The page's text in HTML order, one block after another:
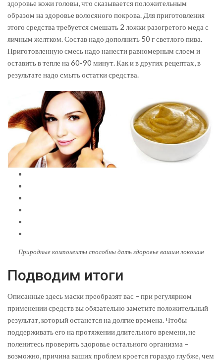
здоровье кожи головы, что сказывается положительным
образом на здоровье волосяного покрова. Для приготовления
этого средства требуется смешать 2 ложки разогретого меда с
яичным желтком. Состав надо дополнить 50 г светлого пива.
Приготовленную смесь надо нанести равномерным слоем и
оставить в тепле на 60-90 минут. Как и в других рецептах, в
результате надо смыть остатки средства.
Природные компоненты способны дать здоровье вашим локонам
Подводим итоги
Описанные здесь маски преобразят вас – при регулярном
применении средств вы обязательно заметите положительный
результат, который останется на долгие времена. Чтобы
поддерживать его на протяжении длительного времени, не
поленитесь проверить здоровье остального организма –
возможно, причина ваших проблем кроется гораздо глубже, чем